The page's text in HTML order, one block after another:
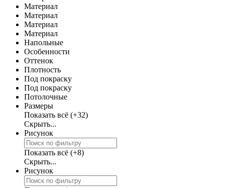
Материал
Материал
Материал
Материал
Напольные
Особенности
Оттенок
Плотность
Под покраску
Под покраску
Потолочные
Размеры
Показать всё (+32)
Скрыть...
Рисунок
Показать всё (+8)
Скрыть...
Рисунок